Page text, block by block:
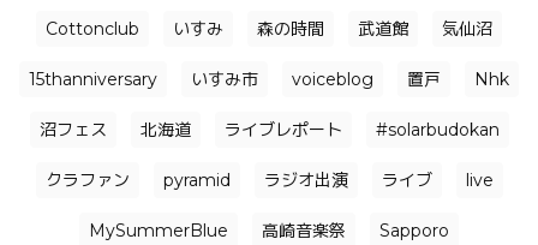
Cottonclub いすみ 森の時間 武道館 気仙沼
15thanniversary いすみ市 voiceblog 置戸 Nhk
沼フェス 北海道 ライブレポート #solarbudokan
クラファン pyramid ラジオ出演 ライブ live
MySummerBlue 高崎音楽祭 Sapporo